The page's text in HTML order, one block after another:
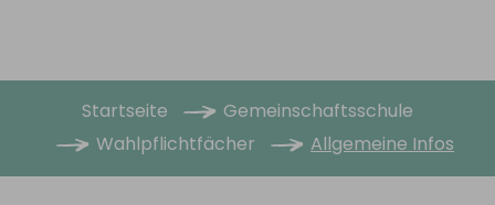
Startseite
Gemeinschaftsschule
Wahlpflichtfächer
Allgemeine Infos